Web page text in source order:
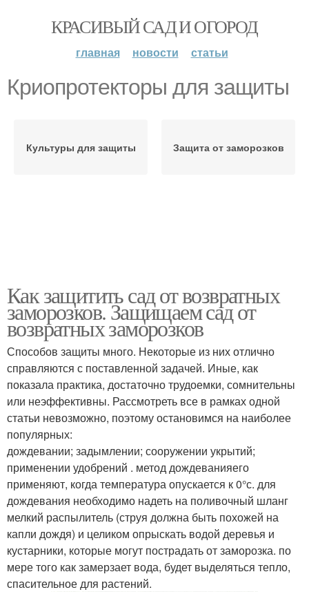
КРАСИВЫЙ САД И ОГОРОД
главная новости статьи
Криопротекторы для защиты
Культуры для защиты Защита от заморозков
Как защитить сад от возвратных
заморозков. Защищаем сад от
возвратных заморозков
Способов защиты много. Некоторые из них отлично
справляются с поставленной задачей. Иные, как
показала практика, достаточно трудоемки, сомнительны
или неэффективны. Рассмотреть все в рамках одной
статьи невозможно, поэтому остановимся на наиболее
популярных:
дождевании; задымлении; сооружении укрытий;
применении удобрений . метод дождеванияего
применяют, когда температура опускается к 0°с. для
дождевания необходимо надеть на поливочный шланг
мелкий распылитель (струя должна быть похожей на
капли дождя) и целиком опрыскать водой деревья и
кустарники, которые могут пострадать от заморозка. по
мере того как замерзает вода, будет выделяться тепло,
спасительное для растений.